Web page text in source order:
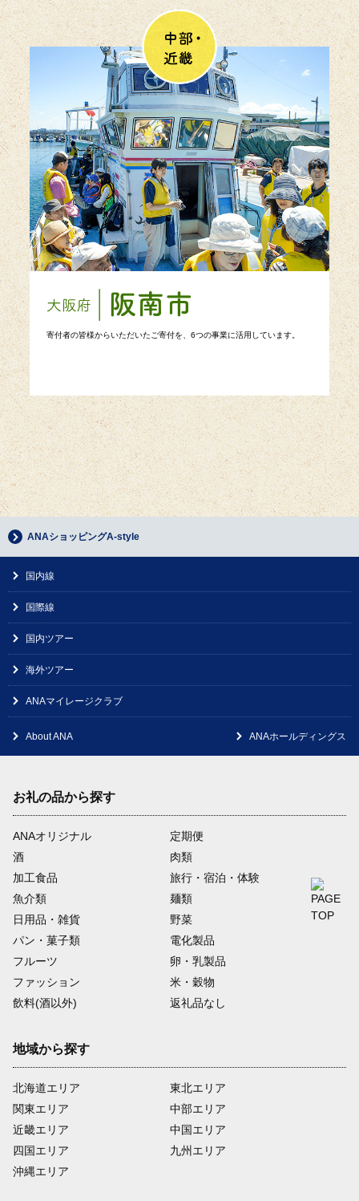
寄付者の皆様からいただいたご寄付を、6つの事業に活用しています。
ANAショッピングA-style
国内線
国際線
国内ツアー
海外ツアー
ANAマイレージクラブ
About ANA ANAホールディングス
お礼の品から探す
ANAオリジナル
定期便
酒
肉類
加工食品
旅行・宿泊・体験
魚介類
麺類
日用品・雑貨
野菜
パン・菓子類
電化製品
フルーツ
卵・乳製品
ファッション
米・穀物
飲料(酒以外)
返礼品なし
地域から探す
北海道エリア
関東エリア
近畿エリア
四国エリア
沖縄エリア
東北エリア
中部エリア
中国エリア
九州エリア